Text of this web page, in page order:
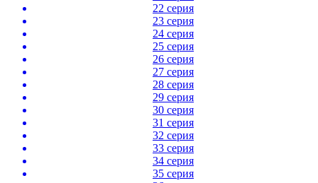
22 серия
23 серия
24 серия
25 серия
26 серия
27 серия
28 серия
29 серия
30 серия
31 серия
32 серия
33 серия
34 серия
35 серия